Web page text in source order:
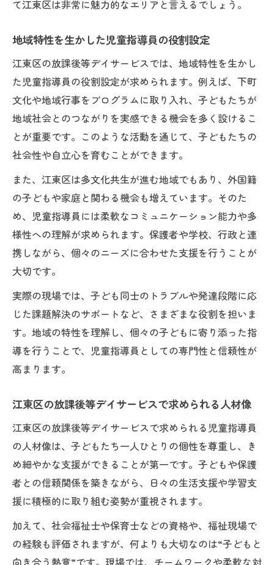
て江東区は非常に魅力的なエリアと言えるでしょう。
地域特性を生かした児童指導員の役割設定
江東区の放課後等デイサービスでは、地域特性を生かし
た児童指導員の役割設定が求められます。例えば、下町
文化や地域行事をプログラムに取り入れ、子どもたちが
地域社会とのつながりを実感できる機会を多く設けるこ
とが重要です。このような活動を通じて、子どもたちの
社会性や自立心を育むことができます。
また、江東区は多文化共生が進む地域でもあり、外国籍
の子どもや家庭と関わる機会も増えています。そのた
め、児童指導員には柔軟なコミュニケーション能力や多
様性への理解が求められます。保護者や学校、行政と連
携しながら、個々のニーズに合わせた支援を行うことが
大切です。
実際の現場では、子ども同士のトラブルや発達段階に応
じた課題解決のサポートなど、さまざまな役割を担いま
す。地域の特性を理解し、個々の子どもに寄り添った指
導を行うことで、児童指導員としての専門性と信頼性が
高まります。
江東区の放課後等デイサービスで求められる人材像
江東区の放課後等デイサービスで求められる児童指導員
の人材像は、子どもたち一人ひとりの個性を尊重し、き
め細やかな支援ができることが第一です。子どもや保護
者との信頼関係を築きながら、日々の生活支援や学習支
援に積極的に取り組む姿勢が重視されます。
加えて、社会福祉士や保育士などの資格や、福祉現場で
の経験も評価されますが、何よりも大切なのは“子どもと
向き合う熱意”です。現場では、チームワークや柔軟な対